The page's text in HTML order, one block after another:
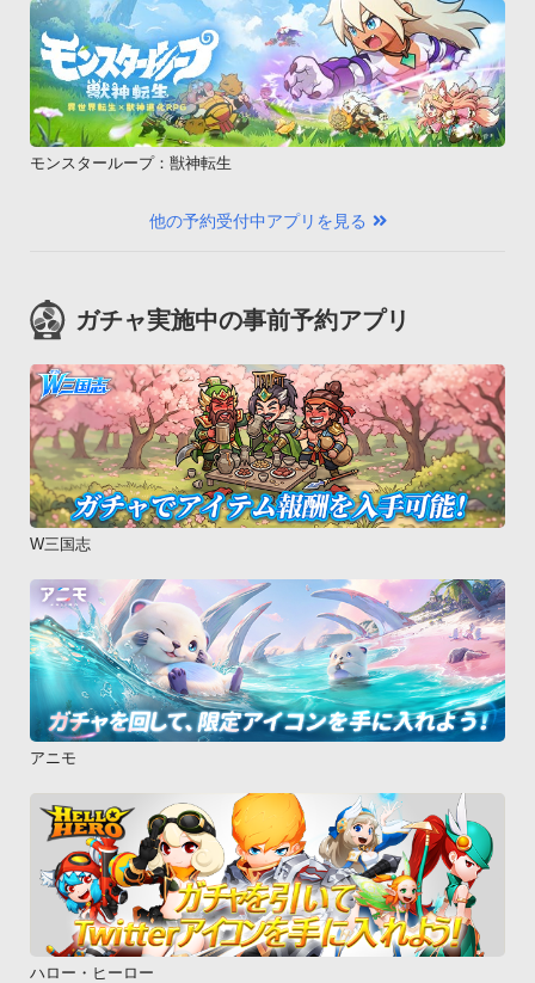
モンスターループ：獣神転生
他の予約受付中アプリを見る
ガチャ実施中の事前予約アプリ
W三国志
アニモ
ハロー・ヒーロー